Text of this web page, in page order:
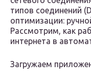
типов соединений
оптимизации:
Рассмотрим, как
интернета в
Загружаем